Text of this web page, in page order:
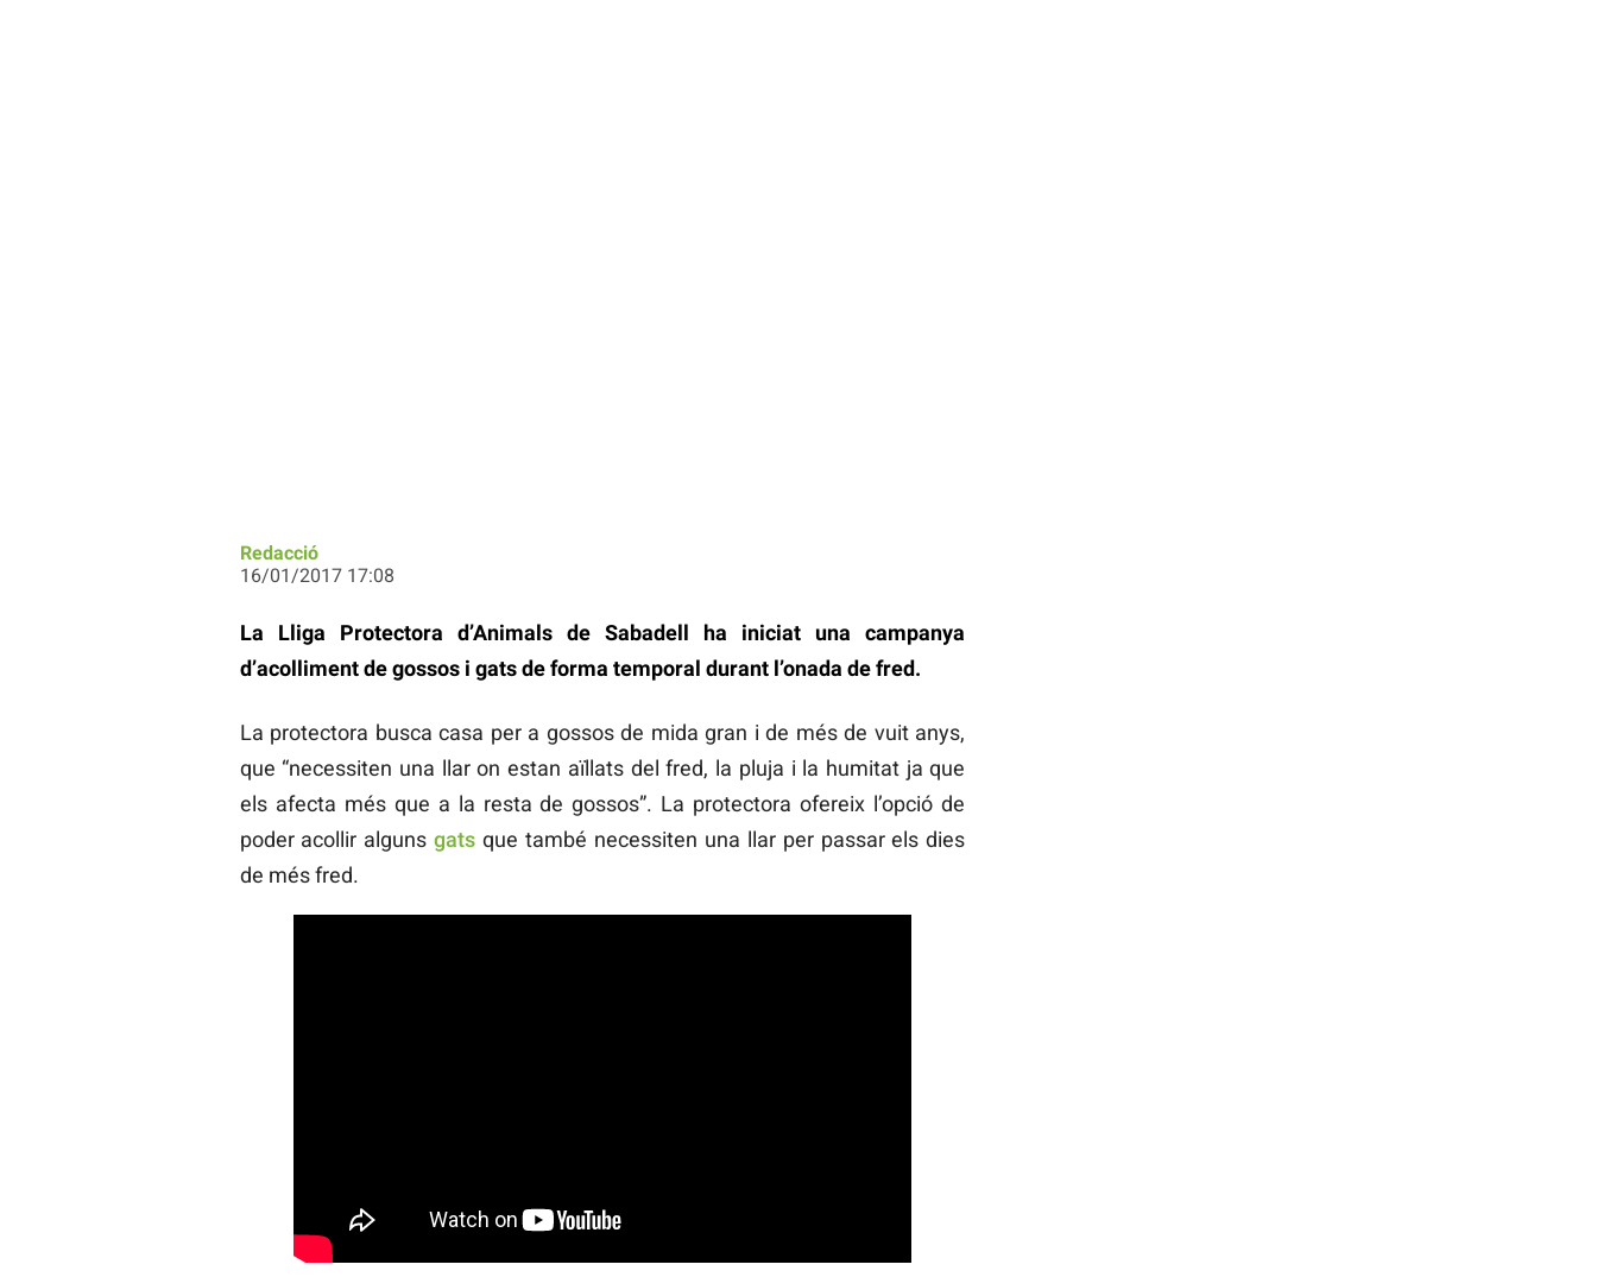
Redacció
16/01/2017 17:08
La Lliga Protectora d’Animals de Sabadell ha iniciat una campanya
d’acolliment de gossos i gats de forma temporal durant l’onada de fred.
La protectora busca casa per a gossos de mida gran i de més de vuit anys,
que “necessiten una llar on estan aïllats del fred, la pluja i la humitat ja que
els afecta més que a la resta de gossos”. La protectora ofereix l’opció de
poder acollir algunsgats que també necessiten una llar per passar els dies
de més fred.